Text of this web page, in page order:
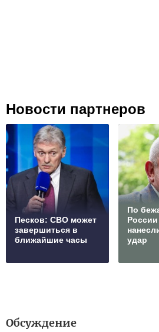
Новости партнеров
Песков: СВО может
завершиться в
ближайшие часы
По
удар
Обсуждение